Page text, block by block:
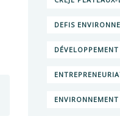
DEFIS
ENVIRONNEMENT